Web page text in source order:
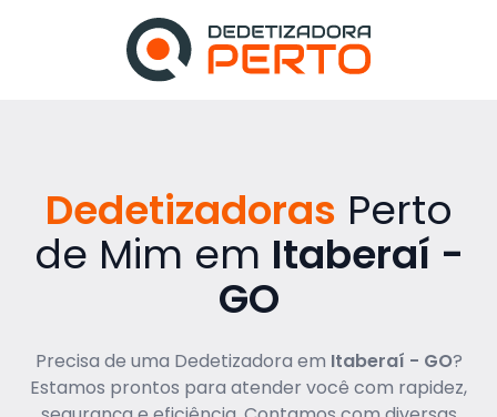
Dedetizadoras Perto
de Mim em Itaberaí -
GO
Precisa de uma Dedetizadora em Itaberaí - GO?
Estamos prontos para atender você com rapidez,